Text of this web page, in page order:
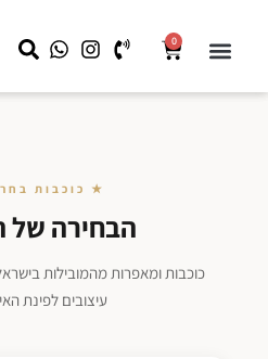
0
★ כוכבות
הבחירה של
כוכבות ומאפרות מהמובילות
עיצובים לפינת